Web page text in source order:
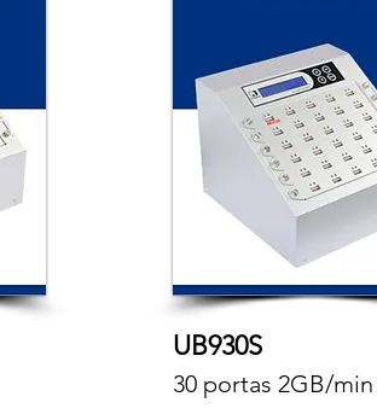
UB930S
30 portas 2GB/min